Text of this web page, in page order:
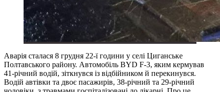
Аварія сталася 8 грудня 22-ї години у селі Циганське
Полтавського району. Автомобіль BYD F-3, яким кермував
41-річний водій, зіткнувся із відбійником й перекинувся.
Водій автівки та двоє пасажирів, 38-річний та 29-річний